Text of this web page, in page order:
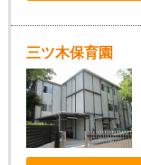
三ツ木保育園